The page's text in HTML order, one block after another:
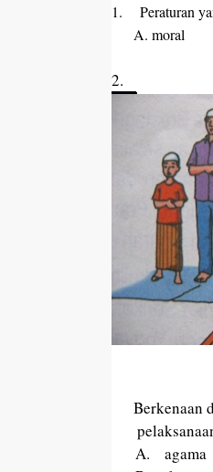
1.
Peraturan
A. moral
2.
Berkenaan
A.